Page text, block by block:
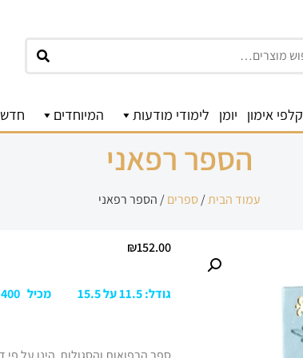
חיפוש
קלפי אימון יומן לימודי מודעות המיוחדים
הספר רפאני
עמוד הבית/ספרים/ הספר רפאני
₪152.00
גודל: 11.5 על 15.5 מכיל 400 עמודים